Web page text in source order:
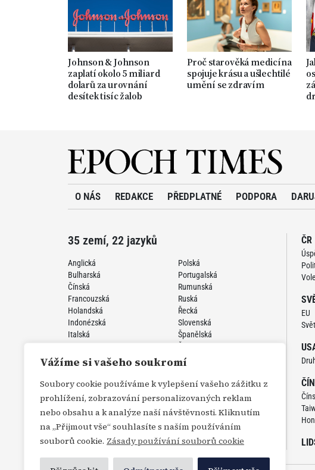
Vážíme si vašeho soukromí
Soubory cookie používáme k vylepšení vašeho zážitku z
prohlížení, zobrazování personalizovaných reklam
nebo obsahu a k analýze naší návštěvnosti. Kliknutím
na „Přijmout vše“ souhlasíte s naším používáním
souborů cookie. Zásady používání souborů cookie
Johnson & Johnson
zaplatí okolo 5 miliard
dolarů za urovnání
desítek tisíc žalob
Proč starověká medicína
spojuje krásu a ušlechtilé
umění se zdravím
O NÁS REDAKCE PŘEDPLATNÉ PODPORA
35 zemí, 22 jazyků
Anglická
Bulharská
Čínská
Francouzská
Holandská
Indonézská
Italská
Korejská
Perzská
Polská
Portugalská
Rumunská
Ruská
Řecká
Slovenská
Španělská
Turecká
Vietnamská
ČR
EU